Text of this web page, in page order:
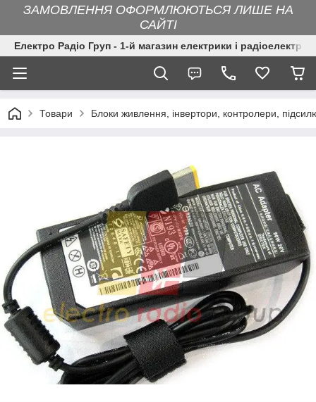
ЗАМОВЛЕННЯ ОФОРМЛЮЮТЬСЯ ЛИШЕ НА
САЙТІ
Електро Радіо Груп - 1-й магазин електрики і
Товари Блоки живлення, інвертори, контролери,